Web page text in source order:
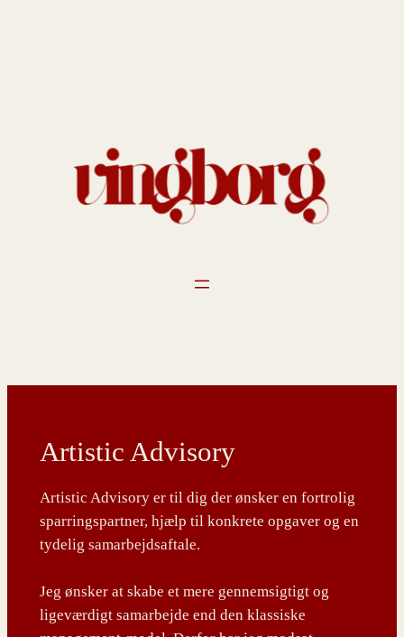
Artistic Advisory
Artistic Advisory er til dig der ønsker en fortrolig
sparringspartner, hjælp til konkrete opgaver og en
tydelig samarbejdsaftale.
Jeg ønsker at skabe et mere gennemsigtigt og
ligeværdigt samarbejde end den klassiske